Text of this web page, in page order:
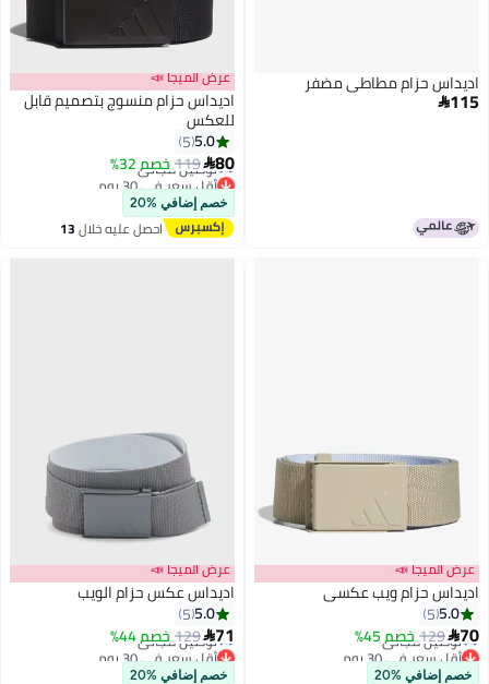
اديداس حزام مطاطي مضفر
115
2
عرض الميجا 📣
اديداس حزام منسوج بتصميم قابل
للعكس
5.0
5
80
119 خصم 32%
أقل سعر في 30 يوم
توصيل مجاني
أقل سعر في 30 يوم
خصم إضافي %20
احصل عليه خلال13
عرض الميجا 📣
اديداس حزام ويب عكسي
5.0
5
70
129 خصم 45%
أقل سعر في 30 يوم
توصيل مجاني
أقل سعر في 30 يوم
خصم إضافي %20
2
عرض الميجا 📣
اديداس عكس حزام الويب
5.0
5
71
129 خصم 44%
أقل سعر في 30 يوم
توصيل مجاني
أقل سعر في 30 يوم
خصم إضافي %20